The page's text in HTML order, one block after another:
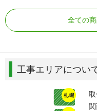
全ての
工事エリアについ